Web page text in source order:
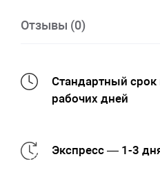
Отзывы (0)
Стандартный срок
рабочих дней
Экспресс — 1-3